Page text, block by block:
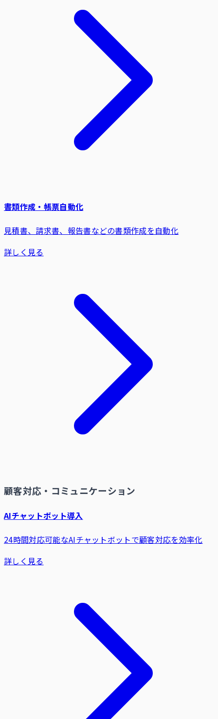
書類作成・帳票自動化
見積書、請求書、報告書などの書類作成を自動化
詳しく見る
顧客対応・コミュニケーション
AIチャットボット導入
24時間対応可能なAIチャットボットで顧客対応を効率化
詳しく見る